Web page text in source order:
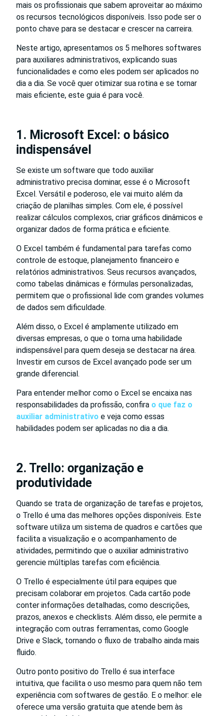
mais os profissionais que sabem aproveitar ao máximo
os recursos tecnológicos disponíveis. Isso pode ser o
ponto chave para se destacar e crescer na carreira.
Neste artigo, apresentamos os 5 melhores softwares
para auxiliares administrativos, explicando suas
funcionalidades e como eles podem ser aplicados no
dia a dia. Se você quer otimizar sua rotina e se tornar
mais eficiente, este guia é para você.
1. Microsoft Excel: o básico
indispensável
Se existe um software que todo auxiliar
administrativo precisa dominar, esse é o Microsoft
Excel. Versátil e poderoso, ele vai muito além da
criação de planilhas simples. Com ele, é possível
realizar cálculos complexos, criar gráficos dinâmicos e
organizar dados de forma prática e eficiente.
O Excel também é fundamental para tarefas como
controle de estoque, planejamento financeiro e
relatórios administrativos. Seus recursos avançados,
como tabelas dinâmicas e fórmulas personalizadas,
permitem que o profissional lide com grandes volumes
de dados sem dificuldade.
Além disso, o Excel é amplamente utilizado em
diversas empresas, o que o torna uma habilidade
indispensável para quem deseja se destacar na área.
Investir em cursos de Excel avançado pode ser um
grande diferencial.
Para entender melhor como o Excel se encaixa nas
responsabilidades da profissão, confira o que faz o
auxiliar administrativo e veja como essas
habilidades podem ser aplicadas no dia a dia.
2. Trello: organização e
produtividade
Quando se trata de organização de tarefas e projetos,
o Trello é uma das melhores opções disponíveis. Este
software utiliza um sistema de quadros e cartões que
facilita a visualização e o acompanhamento de
atividades, permitindo que o auxiliar administrativo
gerencie múltiplas tarefas com eficiência.
O Trello é especialmente útil para equipes que
precisam colaborar em projetos. Cada cartão pode
conter informações detalhadas, como descrições,
prazos, anexos e checklists. Além disso, ele permite a
integração com outras ferramentas, como Google
Drive e Slack, tornando o fluxo de trabalho ainda mais
fluido.
Outro ponto positivo do Trello é sua interface
intuitiva, que facilita o uso mesmo para quem não tem
experiência com softwares de gestão. E o melhor: ele
oferece uma versão gratuita que atende bem às